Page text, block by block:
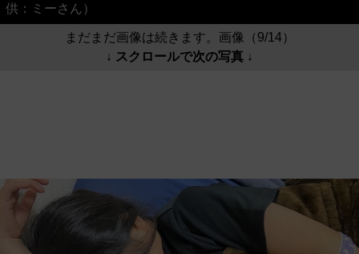
供：ミーさん）
まだまだ画像は続きます。画像（9/14）
↓ スクロールで次の写真 ↓